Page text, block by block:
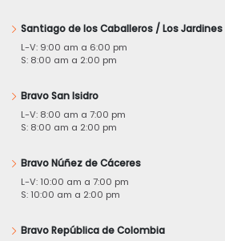
Santiago de los Caballeros / Los Jardines
L-V: 9:00 am a 6:00 pm
S: 8:00 am a 2:00 pm
Bravo San Isidro
L-V: 8:00 am a 7:00 pm
S: 8:00 am a 2:00 pm
Bravo Núñez de Cáceres
L-V: 10:00 am a 7:00 pm
S: 10:00 am a 2:00 pm
Bravo República de Colombia